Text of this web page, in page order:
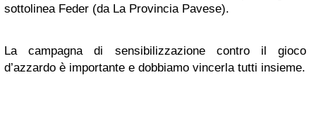
sottolinea Feder (da La Provincia Pavese).
La campagna di sensibilizzazione contro il gioco
d’azzardo è importante e dobbiamo vincerla tutti insieme.